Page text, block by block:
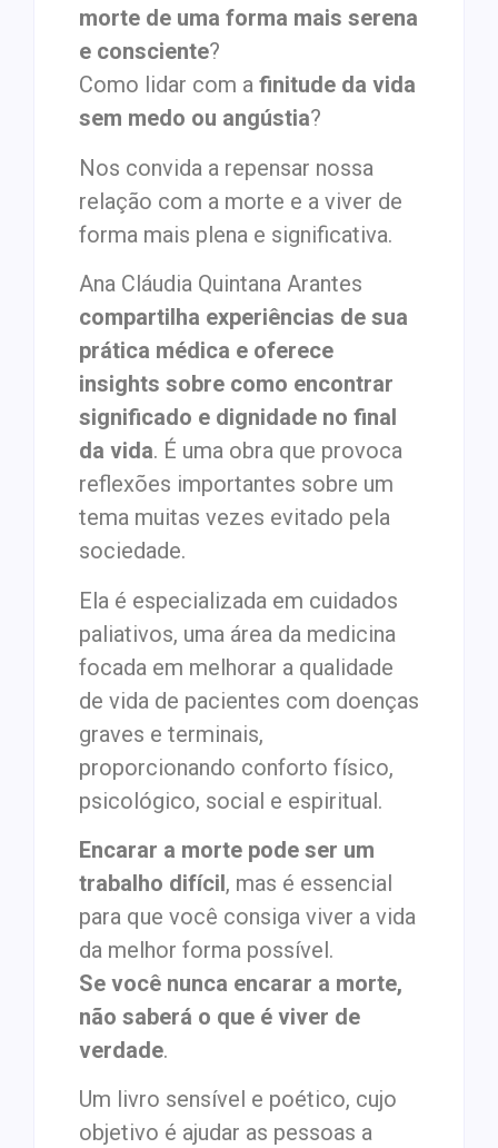
morte de uma forma mais serena
e consciente?
Como lidar com a finitude da vida
sem medo ou angústia?
Nos convida a repensar nossa
relação com a morte e a viver de
forma mais plena e significativa.
Ana Cláudia Quintana Arantes
compartilha experiências de sua
prática médica e oferece
insights sobre como encontrar
significado e dignidade no final
da vida. É uma obra que provoca
reflexões importantes sobre um
tema muitas vezes evitado pela
sociedade.
Ela é especializada em cuidados
paliativos, uma área da medicina
focada em melhorar a qualidade
de vida de pacientes com doenças
graves e terminais,
proporcionando conforto físico,
psicológico, social e espiritual.
Encarar a morte pode ser um
trabalho difícil, mas é essencial
para que você consiga viver a vida
da melhor forma possível.
Se você nunca encarar a morte,
não saberá o que é viver de
verdade.
Um livro sensível e poético, cujo
objetivo é ajudar as pessoas a